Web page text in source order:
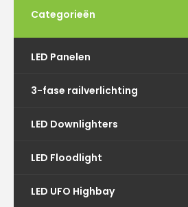
Categorieën
LED Panelen
3-fase railverlichting
LED Downlighters
LED Floodlight
LED UFO Highbay